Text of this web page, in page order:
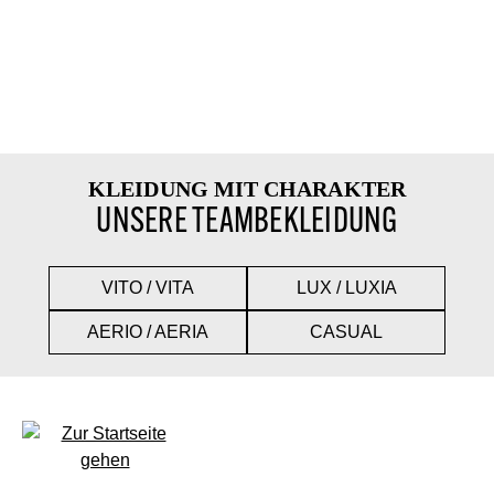
KLEIDUNG MIT CHARAKTER
UNSERE TEAMBEKLEIDUNG
VITO / VITA LUX / LUXIA
AERIO / AERIA CASUAL